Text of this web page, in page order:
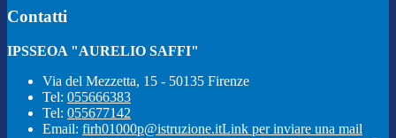
Contatti
IPSSEOA "AURELIO SAFFI"
Via del Mezzetta, 15 - 50135 Firenze
Tel: 055666383
Tel: 055677142
Email: firh01000p@istruzione.itLink per inviare una mail